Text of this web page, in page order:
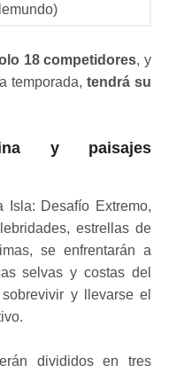
18 competidores, y
temporada,tendrá su
y paisajes
Isla: Desafío Extremo,
estrellas de
se enfrentarán a
selvas y costas del
y llevarse el
divididos en tres